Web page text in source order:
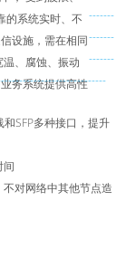
的系统实时、不
设施，需在相同
、腐蚀、振动
务系统提供高性
-------
-------
-------
SFP多种接口，提升
间
对网络中其他节点造